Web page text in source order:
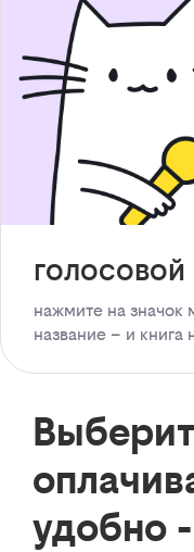
голосовой
нажмите на
название – и книга
удобно